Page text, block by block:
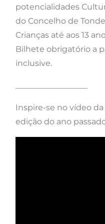
potencialidades
do Concelho de
Crianças até aos 13
Bilhete obrigatório a
inclusive.
Inspire-se no vídeo
edição do ano